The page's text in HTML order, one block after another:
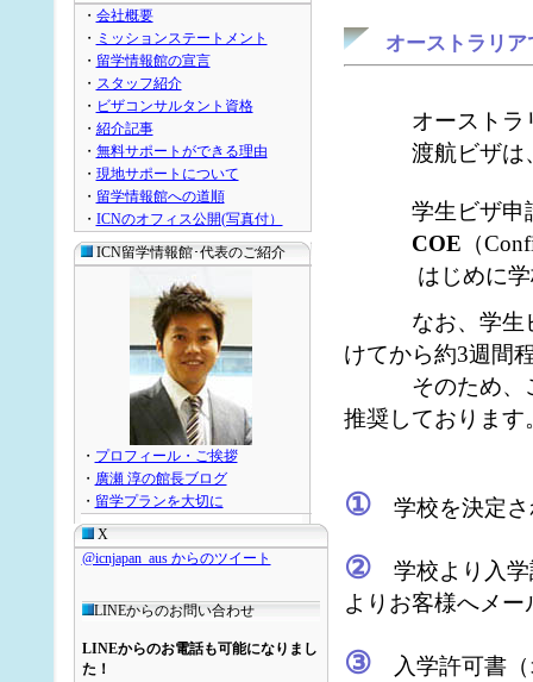
・ 会社概要
・ ミッションステートメント
・ 留学情報館の宣言
・ スタッフ紹介
・ ビザコンサルタント資格
・ 紹介記事
・ 無料サポートができる理由
・ 現地サポートについて
・ 留学情報館への道順
・ ICNのオフィス公開(写真付）
ICN留学情報館･代表のご紹介
・ プロフィール・ご挨拶
・ 廣瀬 淳の館長ブログ
・ 留学プランを大切に
X
@icnjapan_aus からのツイート
LINEからのお問い合わせ
LINEからのお電話も可能になりまし
た！
オーストラリ
オーストラ
渡航ビザは
学生ビザ申
COE （
はじめに学校
なお、学生
けてから約3週間
そのため、
推奨しております
① 学校を決定さ
② 学校より入学
よりお客様へメ
③ 入学許可書（